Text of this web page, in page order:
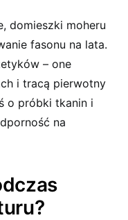
domieszki moheru
fasonu na lata.
– one
i tracą pierwotny
o próbki tkanin i
na